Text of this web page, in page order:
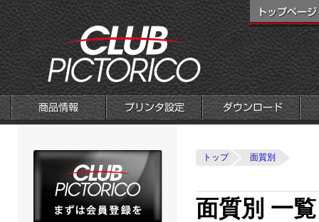
トップ 面質別
面質別 一覧